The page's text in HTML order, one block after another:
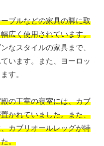
ブルなどの家具の脚に取
広く使用されています。
なスタイルの家具まで、
います。また、ヨーロッ
す。
の王室の寝室には、カブ
かれていました。また、
カブリオールレッグが特
。